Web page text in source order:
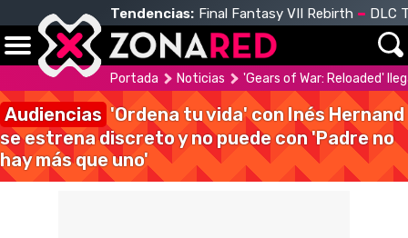
Tendencias: Final Fantasy VII Rebirth DLC
Portada Noticias 'Gears of War: Reloaded'
Audiencias 'Ordena tu vida' con Inés Hernand
se estrena discreto y no puede con 'Padre no
hay más que uno'